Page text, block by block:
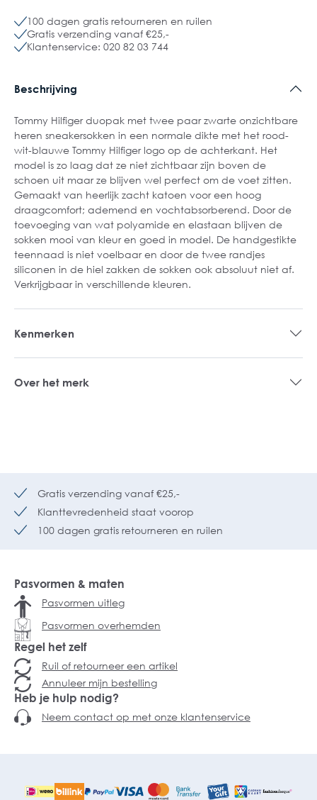
100 dagen gratis retourneren en ruilen
Gratis verzending vanaf €25,-
Klantenservice: 020 82 03 744
Beschrijving
Tommy Hilfiger duopak met twee paar zwarte onzichtbare
heren sneakersokken in een normale dikte met het rood-
wit-blauwe Tommy Hilfiger logo op de achterkant. Het
model is zo laag dat ze niet zichtbaar zijn boven de
schoen uit maar ze blijven wel perfect om de voet zitten.
Gemaakt van heerlijk zacht katoen voor een hoog
draagcomfort; ademend en vochtabsorberend. Door de
toevoeging van wat polyamide en elastaan blijven de
sokken mooi van kleur en goed in model. De handgestikte
teennaad is niet voelbaar en door de twee randjes
siliconen in de hiel zakken de sokken ook absoluut niet af.
Verkrijgbaar in verschillende kleuren.
Kenmerken
Over het merk
Gratis verzending vanaf €25,-
Klanttevredenheid staat voorop
100 dagen gratis retourneren en ruilen
Pasvormen & maten
Pasvormen uitleg
Pasvormen overhemden
Regel het zelf
Ruil of retourneer een artikel
Annuleer mijn bestelling
Heb je hulp nodig?
Neem contact op met onze klantenservice